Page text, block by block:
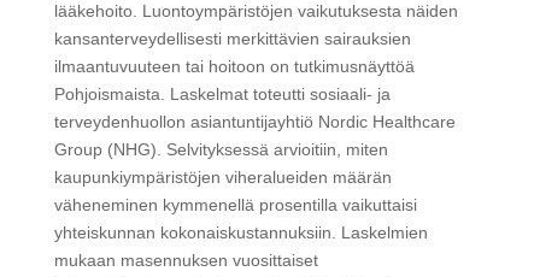
lääkehoito. Luontoympäristöjen vaikutuksesta näiden
kansanterveydellisesti merkittävien sairauksien
ilmaantuvuuteen tai hoitoon on tutkimusnäyttöä
Pohjoismaista. Laskelmat toteutti sosiaali- ja
terveydenhuollon asiantuntijayhtiö Nordic Healthcare
Group (NHG). Selvityksessä arvioitiin, miten
kaupunkiympäristöjen viheralueiden määrän
väheneminen kymmenellä prosentilla vaikuttaisi
yhteiskunnan kokonaiskustannuksiin. Laskelmien
mukaan masennuksen vuosittaiset